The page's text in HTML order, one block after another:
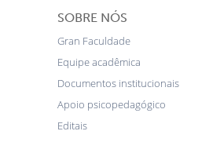
SOBRE NÓS
Gran Faculdade
Equipe acadêmica
Documentos institucionais
Apoio psicopedagógico
Editais